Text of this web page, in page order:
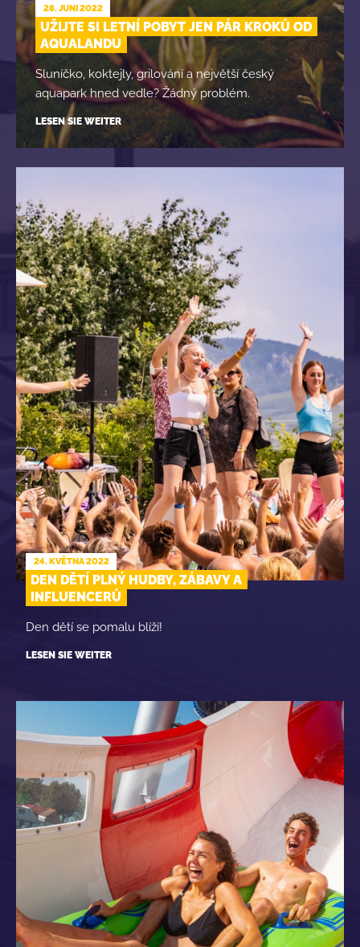
28. JUNI 2022
UŽIJTE SI LETNÍ POBYT JEN PÁR KROKŮ OD
AQUALANDU
Sluníčko, koktejly, grilování a největší český
aquapark hned vedle? Žádný problém.
LESEN SIE WEITER
24. KVĚTNA 2022
DEN DĚTÍ PLNÝ HUDBY, ZÁBAVY A
INFLUENCERŮ
Den dětí se pomalu blíží!
LESEN SIE WEITER